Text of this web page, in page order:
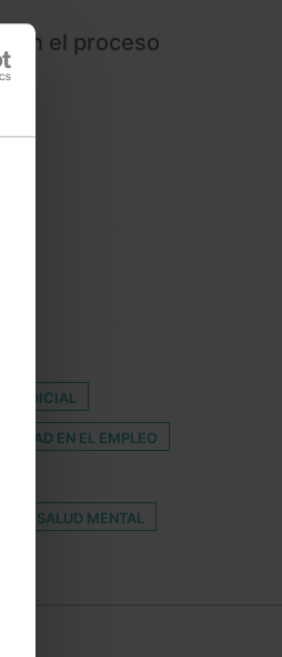
en el proceso
JUDICIAL
EN EL EMPLEO
SALUD MENTAL